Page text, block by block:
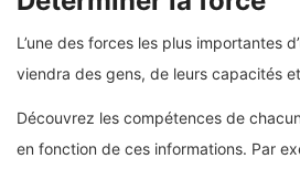
L’une des forces les plus importantes
viendra des gens, de leurs capacités
Découvrez les compétences de
en fonction de ces informations. Par